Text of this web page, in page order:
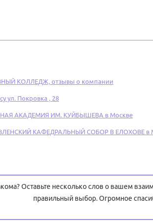
КОЛЛЕДЖ, отзывы о компании
ул. Покровка , 28
АКАДЕМИЯ ИМ. КУЙБЫШЕВА в Москве
КАФЕДРАЛЬНЫЙ СОБОР В ЕЛОХОВЕ в
Оставьте несколько слов о вашем
правильный выбор. Огромное